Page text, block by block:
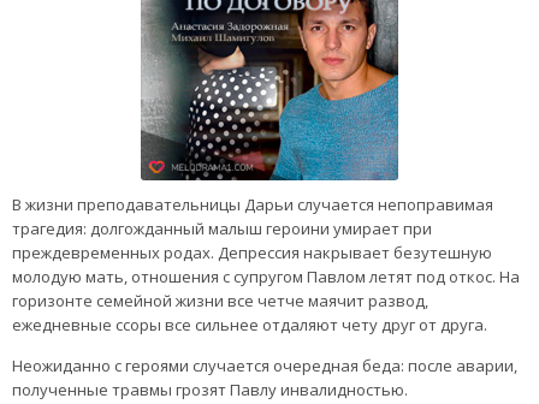
В жизни преподавательницы Дарьи случается непоправимая
трагедия: долгожданный малыш героини умирает при
преждевременных родах. Депрессия накрывает безутешную
молодую мать, отношения с супругом Павлом летят под откос. На
горизонте семейной жизни все четче маячит развод,
ежедневные ссоры все сильнее отдаляют чету друг от друга.
Неожиданно с героями случается очередная беда: после аварии,
полученные травмы грозят Павлу инвалидностью.